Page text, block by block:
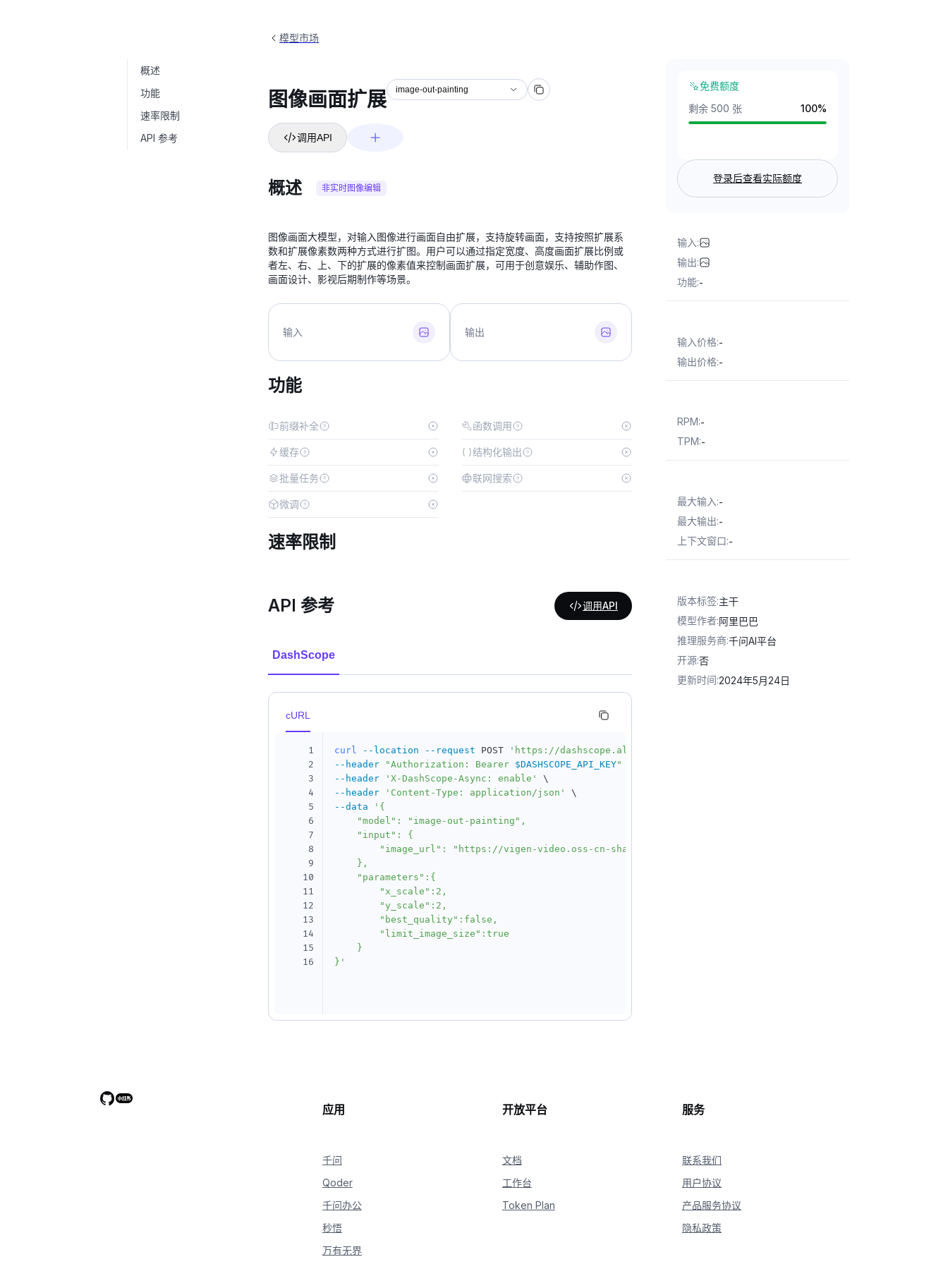
概述
功能
速率限制
API 参考
模型市场
图像画面扩展 image-out-painting
调用API
概述 非实时图像编辑
图像画面大模型，对输入图像进行画面自由扩展，支持旋转画面，支持按照扩展系
数和扩展像素数两种方式进行扩图。用户可以通过指定宽度、高度画面扩展比例或
者左、右、上、下的扩展的像素值来控制画面扩展，可用于创意娱乐、辅助作图、
画面设计、影视后期制作等场景。
输入 输出
功能
前缀补全 函数调用
缓存 结构化输出
批量任务 联网搜索
微调
速率限制
API 参考 调用API
DashScope
cURL
1
2
3
4
5
6
7
8
9
10
11
12
13
14
15
16
curl --location --request POST
'https://dashscope.aliyuncs.com/api/v1/services/aigc/image2image/out-
--header
"Authorization: Bearer $DASHSCOPE_API_KEY"
--header
'X-DashScope-Async: enable'
\
--header
'Content-Type: application/json'
\
--data
'{
    "model": "image-out-painting",
    "input": {
        "image_url": "https://vigen-video.oss-cn-shanghai.aliyuncs.com/demo_image/image_demo_input.png"
    },
    "parameters":{
        "x_scale":2,
        "y_scale":2,
        "best_quality":false,
        "limit_image_size":true
    }
}'
免费额度
剩余 500 张
100%
登录后查看实际额度
输入:
输出:
功能:-
输入价格:-
输出价格:-
RPM:-
TPM:-
最大输入:-
最大输出:-
上下文窗口:-
版本标签:主干
模型作者:阿里巴巴
推理服务商:千问AI平台
开源:否
更新时间:2024年5月24日
应用
千问
Qoder
千问办公
秒悟
万有无界
开放平台
文档
工作台
Token Plan
服务
联系我们
用户协议
产品服务协议
隐私政策